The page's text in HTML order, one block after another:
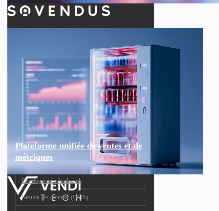
Plateforme unifiée de ventes et de
métriques
Développement back-end
Gestion des données (DMS)